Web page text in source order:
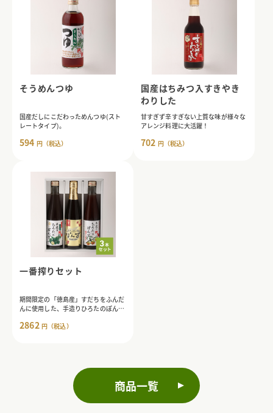
そうめんつゆ
国産だしにこだわっためんつゆ(スト
レートタイプ)。
594 円（税込）
国産はちみつ入すきやき
わりした
甘すぎず辛すぎない上質な味が様々な
アレンジ料理に大活躍！
702 円（税込）
一番搾りセット
期間限定の「徳島産」すだちをふんだ
んに使用した、手造りひろたのぽん
ット。
2862 円（税込）
商品一覧